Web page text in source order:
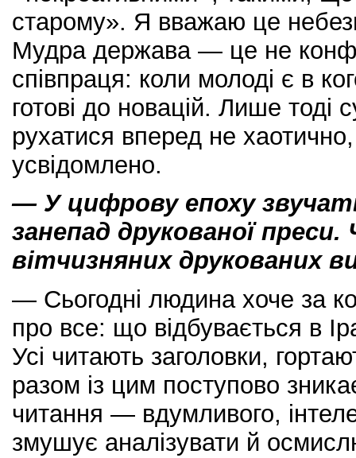
старому». Я вважаю це
Мудра держава — це не
співпраця: коли молоді є в
готові до новацій. Лише тоді
рухатися вперед не
усвідомлено.
— У цифрову епоху
занепад друкованої
вітчизняних друкованих
— Сьогодні людина хоче за
про все: що відбувається в
Усі читають заголовки,
разом із цим поступово
читання — вдумливого,
змушує аналізувати й